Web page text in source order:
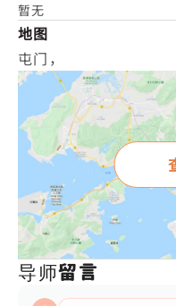
暂无
地图
屯门，
导师留言